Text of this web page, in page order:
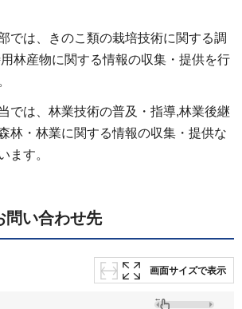
では、きのこ類の栽培技術に関する調
林産物に関する情報の収集・提供を行
では、林業技術の普及・指導,林業後継
林・林業に関する情報の収集・提供な
ます。
問い合わせ先
画面サイズで表示